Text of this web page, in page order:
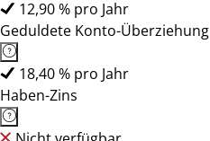
12,90 % pro Jahr
Geduldete Konto-Überziehung
18,40 % pro Jahr
Haben-Zins